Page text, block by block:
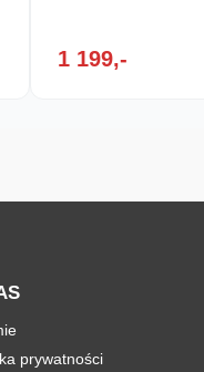
1 199,-
prywatności